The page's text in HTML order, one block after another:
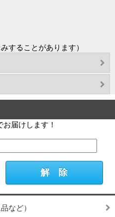
することがあります）
届けします！
など）